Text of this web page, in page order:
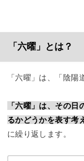
「六曜」とは？
「六曜」は、「陰陽
「六曜」は、その
るかどうかを表す考
に繰り返します。